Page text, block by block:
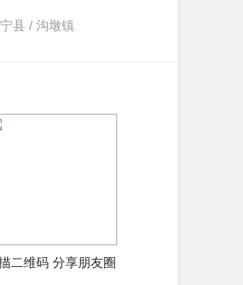
县 / 沟墩镇
二维码 分享朋友圈